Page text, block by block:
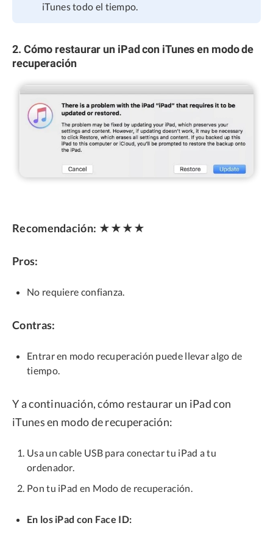
iTunes todo el tiempo.
2. Cómo restaurar un iPad con iTunes en modo de
recuperación
Recomendación: ★★★★
Pros:
No requiere confianza.
Contras:
Entrar en modo recuperación puede llevar algo de
tiempo.
Y a continuación, cómo restaurar un iPad con
iTunes en modo de recuperación:
Usa un cable USB para conectar tu iPad a tu
ordenador.
Pon tu iPad en Modo de recuperación.
En los iPad con Face ID: